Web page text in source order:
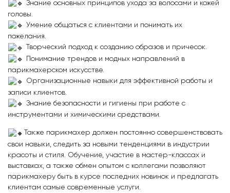
Знание основных принципов ухода за волосами и кожей
головы.
Умение общаться с клиентами и понимать их
пожелания.
Творческий подход к созданию образов и причесок.
Понимание трендов и модных направлений в
парикмахерском искусстве.
Организационные навыки для эффективной работы и
записи клиентов.
Знание безопасности и гигиены при работе с
инструментами и химическими средствами.
Также парикмахер должен постоянно совершенствовать
свои навыки, следить за новыми тенденциями в индустрии
красоты и стиля. Обучение, участие в мастер-классах и
выставках, а также обмен опытом с коллегами позволяют
парикмахеру быть в курсе последних новинок и предлагать
клиентам самые современные услуги.